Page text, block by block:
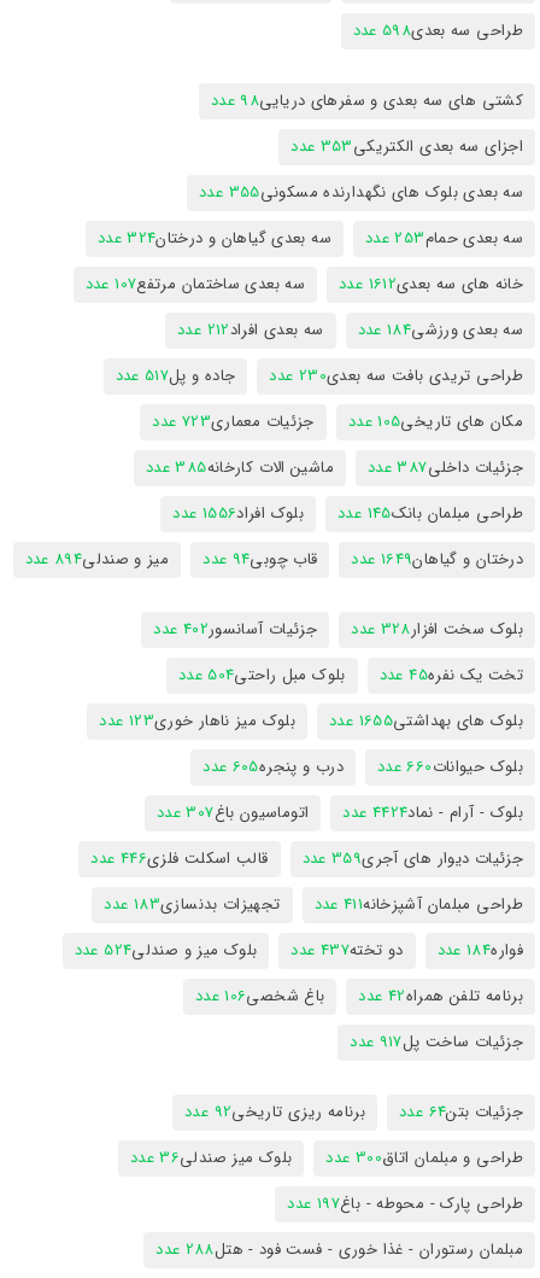
طراحی سه بعدی598 عدد
کشتی های سه بعدی و سفرهای دریایی98 عدد
اجزای سه بعدی الکتریکی353 عدد
سه بعدی بلوک های نگهدارنده مسکونی355 عدد
سه بعدی حمام253 عدد سه بعدی گیاهان و درختان324 عدد
خانه های سه بعدی1612 عدد سه بعدی ساختمان مرتفع107 عدد
سه بعدی ورزشی184 عدد سه بعدی افراد212 عدد
طراحی تریدی بافت سه بعدی230 عدد جاده و پل517 عدد
مکان های تاریخی105 عدد جزئیات معماری723 عدد
جزئیات داخلی387 عدد ماشین الات کارخانه385 عدد
طراحی مبلمان بانک145 عدد بلوک افراد1556 عدد
درختان و گیاهان1649 عدد قاب چوبی94 عدد میز و صندلی894 عدد
بلوک سخت افزار328 عدد جزئیات آسانسور402 عدد
تخت یک نفره45 عدد بلوک مبل راحتی504 عدد
بلوک های بهداشتی1655 عدد بلوک میز ناهار خوری123 عدد
بلوک حیوانات660 عدد درب و پنجره605 عدد
بلوک - آرام - نماد4424 عدد اتوماسیون باغ307 عدد
جزئیات دیوار های آجری359 عدد قالب اسکلت فلزی446 عدد
طراحی مبلمان آشپزخانه411 عدد تجهیزات بدنسازی183 عدد
فواره184 عدد دو تخته437 عدد بلوک میز و صندلی524 عدد
برنامه تلفن همراه42 عدد باغ شخصی106 عدد
جزئیات ساخت پل917 عدد
جزئیات بتن64 عدد برنامه ریزی تاریخی92 عدد
طراحی و مبلمان اتاق300 عدد بلوک میز صندلی36 عدد
طراحی پارک - محوطه - باغ197 عدد
مبلمان رستوران - غذا خوری - فست فود - هتل288 عدد